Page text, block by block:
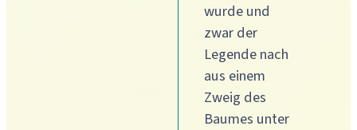
wurde und
zwar der
Legende nach
aus einem
Zweig des
Baumes unter